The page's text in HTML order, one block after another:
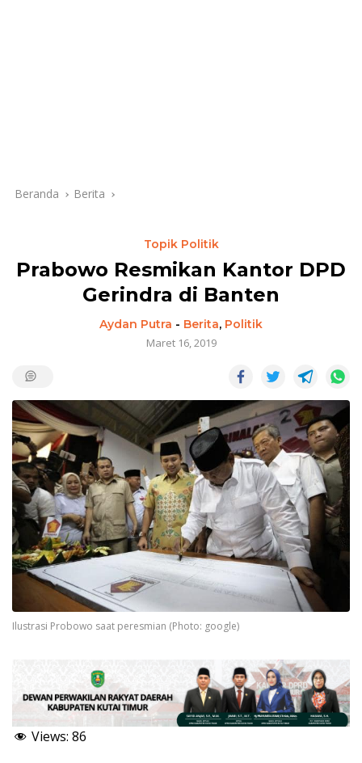
Beranda Berita
Topik Politik
Prabowo Resmikan Kantor DPD
Gerindra di Banten
Aydan Putra - Berita, Politik
Maret 16, 2019
Ilustrasi Probowo saat peresmian (Photo: google)
Views: 86